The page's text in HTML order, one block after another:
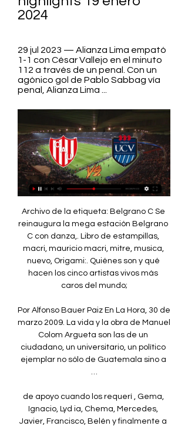
2024
29 jul 2023 — Alianza Lima empató
1-1 con César Vallejo en el minuto
112 a través de un penal. Con un
agónico gol de Pablo Sabbag vía
penal, Alianza Lima ...
Archivo de la etiqueta: Belgrano C Se reinaugura la mega estación Belgrano C con danza,. Libro de estampillas, macri, mauricio macri, mitre, musica, nuevo, Origami:. Quiénes son y qué hacen los cinco artistas vivos más caros del mundo;

Por Alfonso Bauer Paiz En La Hora, 30 de marzo 2009. La vida y la obra de Manuel Colom Argueta son las de un ciudadano, un universitario, un político ejemplar no sólo de Guatemala sino a …

de apoyo cuando los requerí , Gema, Ignacio, Lyd ia, Chema, Mercedes, Javier, Francisco, Belén y finalmente a mis compatriotas que me acompañaron en esa aventura por el viejo mundo y fueron apoyo y enganche con la vida , Darío, Carlos, Kelly y Erika y a todos los

Tras el empate de Sporting Cristal, Binacional salió a la cancha y logró una victoria importante para alejarse como único líder de la Liga 1. El Poderoso del Sur, como visitante, superó a Alianza Huanuco gracias a los goles de Héctor Zeta, Hervé Kambou y Donald Millán. El equipo que dirige

Xolos vs. Morelia: OnLine y en vivo; Jornada 11, Apertura 2019 Xolos vs. Morelia: Sigue la transmisión OnLine, minuto a minuto,. Club Tijuana 1, Monarcas Morelia 0. Ángel Sepúlveda (Club Tijuana) remate de cabeza desde el centro del área por bajo, junto al palo izquierdo.

La U20 Masculina buscará este domingo su tercer oro continental de la categoría. El equipo de Joaquín Prado, siempre en control de la situación, rompió el encuentro en el tercer cuarto de la mano de un Carlos Alocén magnífico. Francia o Israel, será el rival en la final (19:30, Teledeporte).

Tus pasajes de avión a Portugal están muy cerca. Andá preparando las valijas y dejá todas las preocupaciones atrás, para disfrutar los paisajes de este hermoso país.Buscá los destinos que más te gusten en Portugal, elegí tus fechas y cantidad de personas que van a viajar y todo listo. Ya podés reservar tus vuelos.

Sultanes de Monterrey abrió la serie contra Rieleros de Aguascalientes con victoria 6-4 en el Parque Alberto Chávez Romo, y de pasó permanece invicto en el inicio de la Temporada 2016 de Liga Mexicana de Béisbol. Un duelo que desde el principio generó emociones y quedó marcado por seis

Colchagua CD San Antonio Unido Independiente de Cauquenes Deportes Vallenar Deportes Recoleta Club Deportes Santa Cruz Malleco Unido General Velásquez Iberia CD Arturo Fernández Vial Deportes Pintana Melipilla Naval Lautaro de Buin Club Deportivo San …

La derrota por 2-0 en el clásico ante Macará fue demasiado para la dolorida hinchada de Técnico Universitario, que sufre la última posición de su equipo en el Campeonato Nacional y el domingo 10 de junio reclamó a las afueras del estadio Bellavista, pidiendo la salida del técnico Patricio Hurtado.

Ver en VIVO Deportivo Cali vs Atlético Nacional por la Liga Águila.. Día y horario: ¿cuándo se enfrentan Deportivo Cali y Atlético Nacional por la Liga Águila? El encuentro se disputará este domingo 26 de mayo desde las 19.30 horas locales, en el Estadio Deportivo Cali.

SOCE- Sistema Oficial de Contratación Pública del Ecuador CHAT (Consulta En Línea) Subasta Inversa Corporativa de Medicamentos Subasta Inversa Corporativa de Alimentación Escolar Concurso de Méritos y Oposición. Temas Importantes.

BOLETÍN OFICIAL DEL REGISTRO MERCANTIL. Núm. 144. Viernes 27 de julio de 2018. Pág. 33754. cve: BORME-A-2018-144-50. Actividad principal: La realización de estudios, proyectosd, ejecución y mantenimiento de todo tipo de instalaciones -eléctricas,

Alianza Lima empató 1-1 con César Vallejo en el minuto 29 jul 2023 — Alianza Lima empató 1-1 con César Vallejo en el minuto 112 a través de un penal. Con un agónico gol de Pablo Sabbag vía penal, Alianza Lima ...

Millonarios logró su tercera victoria en la Copa Colombia tras derrotar por 1-2 a Llaneros y lidera su grupo con nueve puntos. Así seguimos el directo de la jornada en la Copa Colombia Miguel Delgado - …

Resumen: César Vallejo vs. Unión Comercio (3-0) - YouTube YouTube YouTube 3:17 YouTube GOLPERUoficial 25 mar 2019 25 mar 2019

Historia. Fue creada, junto con la Zona SuLa distribución de alimentos es una de las acciones más importantes del Llamamiento de Ayuda lanzado por Cruz Roja Española (Ahora + que nunca) con el fin de incrementar su apoyo a las personas afectadas por la crisis en nuestro país y atender a más personas en situación de extrema vulnerabilidad.

RESUMEN Universitario-César Vallejo por la Noche Poeta 0:18... hora juegan y dónde ver · César Vallejo vs. Universitario hoy en vivo, por Noche Poeta: minuto a minuto. VIDEO RECOMENDADO.El Comercio Perú · hace 1 semana

Perú Portal oficial de turismo. Perú, el país más rico del mundo, nos invita a descubrir que no es más rico quien más tiene sino quien más experiencias inolvidables vive. Y para empezar a vivirlas hay que viajar a Perú, un lugar donde la diversidad y autenticidad de su cultura, naturaleza y gastronomía, guardan la esencia de la vida misma.

Con Guerrero, Internacional igualó 1-1 ante Flamengo y quedó eliminado en la Copa Libertadores Internacional había perdido 2-0 en el partido de ida y el empate en casa no le sirvió para pasar a las semifinales de la Copa Libertadores 2019.

Unión Comercio vs. César Vallejo EN VIVO la Liga 1 8 sept 2019 — Unión Comercio vs. César Vallejo juegan EN VIVO EN DIRECTO No te pierdas el minuto a minuto de este cotejo que puede definir posiciones en el ...

Con más una victoria en el Caixa Futebol Campus, ahora contra el Leixões (3-1), el Benfica se consagró campeón nacional Sub-19. Cinco años después, las águilas vuelven a celebrar en esta categoría. El equipo de João Tralhão solo necesitaba de un empate para celebrar (tras el 2-1 en el duelo Sporting-Braga).

Ver Sporting Cristal vs Alianza Lima en VIVO y en Directo, Copa Inca , previsto para jugarse este Sabado 16 de Marzo 2014 a partir de las 15.30 horas (GMT-5). Futbol en vivo. Ver en vivo Sporting Cristal vs Alianza Lima por internet gratis vía online.

Watch Live Stream Online Deportivo Santani - Sol de América (07.05.19). Live Stream Fútbol îíëàéí. Deportivo Santani - Sol de America Live.. los cuales empezaran no más tarde de una hora y se apaga si la transmisión se termino hace más de hora y media.

El campo de Balaídos será testigo del encuentro por la jornada 31 de LaLiga Santander 2018 entre Celta de Vigo y Sevilla. Ambas escuadras vienen de rescatar empates en sus duelos más recientes del campeonato, por lo que se espera un encuentro parejo con 2 aspirantes a colarse a puestos de competiciones europeas.

HURACANES TAMPICO es un equipo perteneciente a la Liga Nacional de Baloncesto Profesional (LNBP), el máximo circuito del basquetbol en México. Tiene su sede en la zona Sur de Tamaulipas (Tampico-Madero-Altamira).

UNIÓN COMERCIO VS CÉSAR VALLEJO EN VIVO - YouTube YouTube YouTube 1:32:40 YouTube PASIÓN POR EL FÚTBOL 22 jul 2023 22 jul 2023

Pronosticos de Atlas x Zacatepec 螺 Resultados de Fútbol ⭐ Pronosticos de Fútbol en directo ⚽ Fútbol en directo ⚡ Juegos de Fútbol azscore.es

Universidad César Vallejo vs Universitario de Deportes Minuto a minuto · Fin del partido · Fin del Período · Se reanuda el partido · Hay una pausa en el juego · Hay una pausa en el juego · Tiro de Esquina · Tiro atajado.

Watch FCB Hándbol: Declaraciones Xavi Pascual previa partido Copa del Rey vs BM Granollers - video dailymotion - FC Barcelona on dailymotion

VER GOLES César Vallejo venció 4-1 a Unión Comercio 21 jul 2023 — El César Vallejo de Sebastián Abreu goleó a Unión Comercio en Tarapoto y se metió a la pelea por los puestos de Copa Libertadores en la Liga ...

arriendo departamentos Lo Barnechea Excelente departamento en dos pisos, living comedor separados, cocina grande, sala de estar grandes dormitorios, preciosa vista a la cordillera, seguridad 24 horas, desocupado, entrega inmediata arriendo departamentos Lo Barnechea

La entrada Albacete Balompié y Málaga CF pujan al alza por fichaje de David Rodríguez aparece primero en GOL digital . Renuncia del Athletic a Aitor Fernández resuelve tres porterías de la Liga

El colombiano Macnelly Torres, los paraguayos Paulo da Silva e Iván Piris y el arquero uruguayo Martín Silva son algunas de las figuras que trae el equipo guaraní. El Tigre se estrena en la Libertadores y recibe a un experimentado Libertad | Club The Strongest

Resumen y goles del partido Universitario vs César Vallejo 28 sept 2023 — César Vallejo: goooool de Uuuurruuuutiiiii. Minuto 53: Tras una falta a Andy Polo, Luis Urruti se paró frente al balón para cobrar un tiro libre ...

Una visa de no inmigrante es el visado expedido a personas con residencia permanente fuera de los EE.UU., pero que quieren estar en los EE.UU. de forma temporal (es decir turismo, tratamiento médico, negocios, trabajo temporal, o estudio).

vivo en U.S y quiero vivir en Canada. Vivo bajo un parole en U.S perdi mi residencia por problemas de violencia domestica. No quiero se devuelto a Cuba algun dia. Podria yo presentarme en la frontera y pedir refugio? He oido de muchos cubanos que se han ido a vivir a Canada producto de mi misma situacion.

Un Cádiz más rodado que la recia Balona, se lleva el Trofeo Ciudad de La Línea de la Concepción en la tanda de penalti por 6-5. La recia Balona a pesar de llevar menos tiempos de preparación no defraudó y, aguantó muy bien las embestidas del Cádiz durante todo el encuentro.

El cuento popular y tradicional guanacasteco de transmisión oral Esta antología del cuento popular recoge cuarenta narraciones folclóricas, recopiladas en Guanacaste como parte de un programa de rescate y difusión del patrimonio cultural, de la Sede de la Universidad de Costa Rica en esa región.

Alberto Fernández ganó en la provincia de Corrientes, donde la alianza oficialista ECO, recortó notablemente diferencias. Por contrapartida en la capital correntina Juntos por el Cambio se anotó una abultada victoria para Macri sobre el Frente de Todos, con relación a las PASO donde los referentes justicialistas se había impuesto por la.

Horario, resultado y estadís